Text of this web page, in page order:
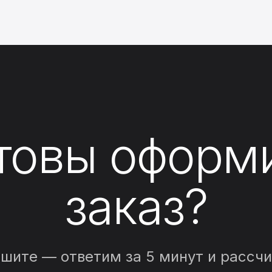
заказ?
— ответим за 5 минут и